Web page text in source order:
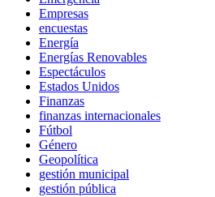
Empresas
encuestas
Energía
Energías Renovables
Espectáculos
Estados Unidos
Finanzas
finanzas internacionales
Fútbol
Género
Geopolítica
gestión municipal
gestión pública